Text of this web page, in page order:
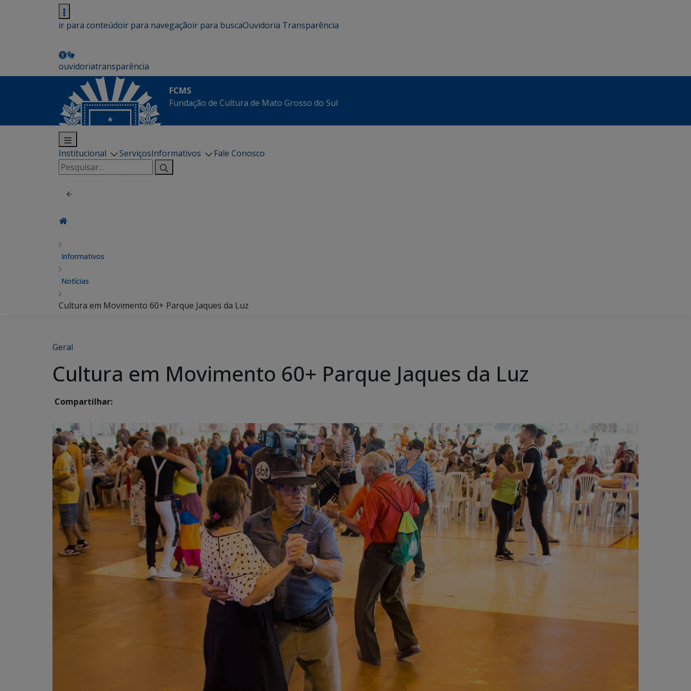
ir para conteúdoir para navegaçãoir para buscaOuvidoria Transparência
ouvidoriatransparência
FCMS
Fundação de Cultura de Mato Grosso do Sul
Institucional ServiçosInformativos
Fale Conosco
Pesquisar
por:
Informativos
Notícias
Cultura em Movimento 60+ Parque Jaques da Luz
Geral
Cultura em Movimento 60+ Parque Jaques da Luz
Compartilhar: